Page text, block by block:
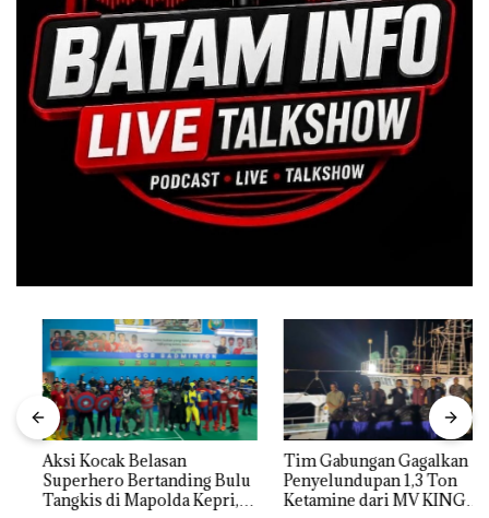
Aksi Kocak Belasan
Superhero Bertanding Bulu
Tangkis di Mapolda Kepri,
Tim Gabungan Gagalkan
Penyelundupan 1,3 Ton
Ketamine dari MV KING